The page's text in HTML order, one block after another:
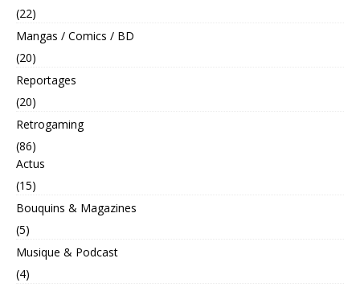
(22)
Mangas / Comics / BD
(20)
Reportages
(20)
Retrogaming
(86)
Actus
(15)
Bouquins & Magazines
(5)
Musique & Podcast
(4)